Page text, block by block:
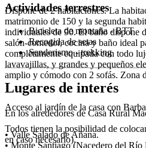
Dispone de 2 habitaciones. La
matrimonio de 150 y la segunda
individuales de 90. El baño dispone
salón-comedor, cocina y baño ideal
completamente equipada con todo
lavavajillas, y grandes y pequeños
amplio y cómodo con 2 sofás. Zona
Acceso al jardín de la casa con
Todos tienen la posibilidad de
en caso necesario).
Actividades terrestres
Bicicleta de montaña - BTT
Recogida de setas
Senderismo - trekking
Lugares de interés
En los alrededores de Casa Rural
• Valle Salado de Añana.
• Monte Santiago (Nacedero del